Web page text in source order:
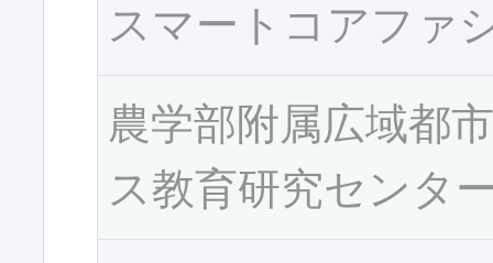
スマートコアファ
農学部附属広域都
ス教育研究センタ